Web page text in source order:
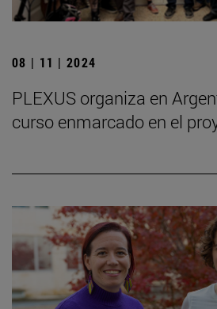
08 | 11 | 2024
PLEXUS organiza en
curso enmarcado en el